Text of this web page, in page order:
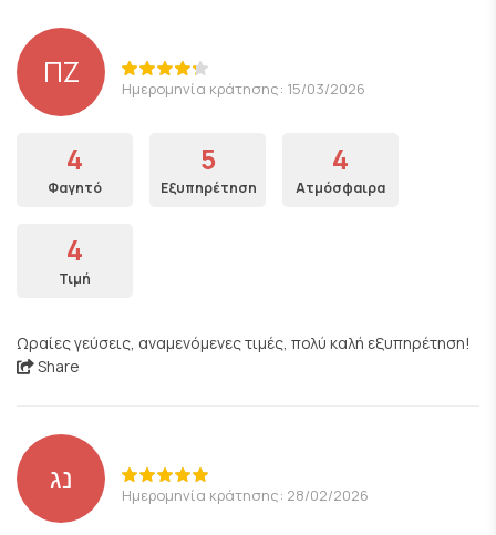
ΠΖ Ημερομηνία κράτησης: 15/03/2026
4
Φαγητό
5
Εξυπηρέτηση
4
Ατμόσφαιρα
4
Τιμή
Ωραίες γεύσεις, αναμενόμενες τιμές, πολύ καλή εξυπηρέτηση!
Share
נג Ημερομηνία κράτησης: 28/02/2026